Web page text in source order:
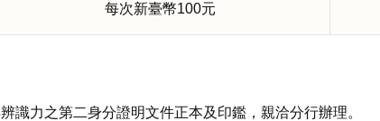
每次新臺幣100元
識力之第二身分證明文件正本及印鑑，親洽分行辦理。